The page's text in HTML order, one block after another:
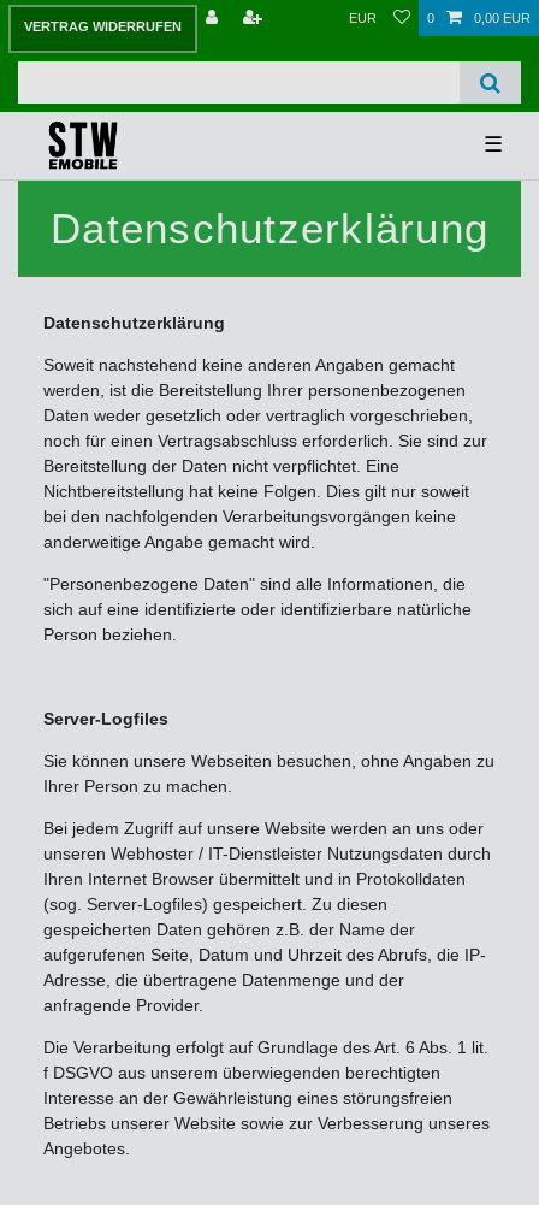
VERTRAG WIDERRUFEN
EUR 0 0,00 EUR
☰
Datenschutzerklärung
Datenschutzerklärung
Soweit nachstehend keine anderen Angaben gemacht
werden, ist die Bereitstellung Ihrer personenbezogenen
Daten weder gesetzlich oder vertraglich vorgeschrieben,
noch für einen Vertragsabschluss erforderlich. Sie sind zur
Bereitstellung der Daten nicht verpflichtet. Eine
Nichtbereitstellung hat keine Folgen. Dies gilt nur soweit
bei den nachfolgenden Verarbeitungsvorgängen keine
anderweitige Angabe gemacht wird.
"Personenbezogene Daten" sind alle Informationen, die
sich auf eine identifizierte oder identifizierbare natürliche
Person beziehen.
Server-Logfiles
Sie können unsere Webseiten besuchen, ohne Angaben zu
Ihrer Person zu machen.
Bei jedem Zugriff auf unsere Website werden an uns oder
unseren Webhoster / IT-Dienstleister Nutzungsdaten durch
Ihren Internet Browser übermittelt und in Protokolldaten
(sog. Server-Logfiles) gespeichert. Zu diesen
gespeicherten Daten gehören z.B. der Name der
aufgerufenen Seite, Datum und Uhrzeit des Abrufs, die IP-
Adresse, die übertragene Datenmenge und der
anfragende Provider.
Die Verarbeitung erfolgt auf Grundlage des Art. 6 Abs. 1 lit.
f DSGVO aus unserem überwiegenden berechtigten
Interesse an der Gewährleistung eines störungsfreien
Betriebs unserer Website sowie zur Verbesserung unseres
Angebotes.